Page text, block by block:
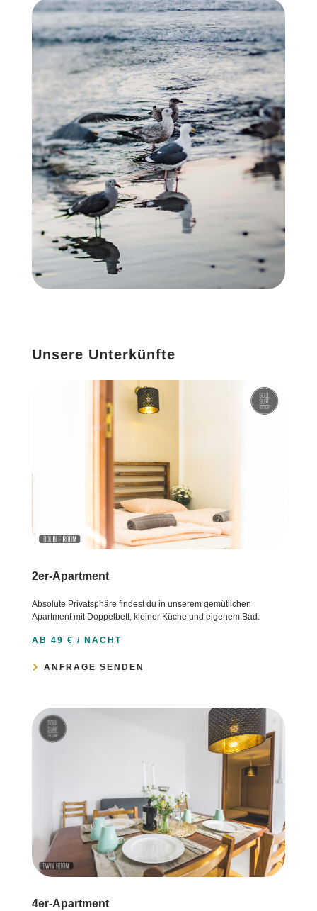
Unsere Unterkünfte
2er-Apartment
Absolute Privatsphäre findest du in unserem gemütlichen
Apartment mit Doppelbett, kleiner Küche und eigenem Bad.
AB 49 € / NACHT
ANFRAGE SENDEN
4er-Apartment